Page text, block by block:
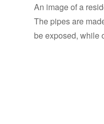
An image of a
The pipes are
be exposed, while